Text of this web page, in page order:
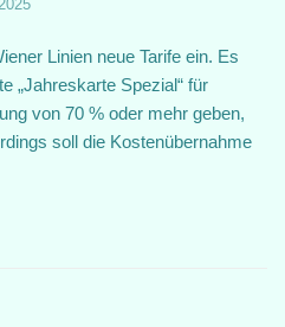
Linien neue Tarife ein. Es
„Jahreskarte Spezial“ für
von 70 % oder mehr geben,
soll die Kostenübernahme